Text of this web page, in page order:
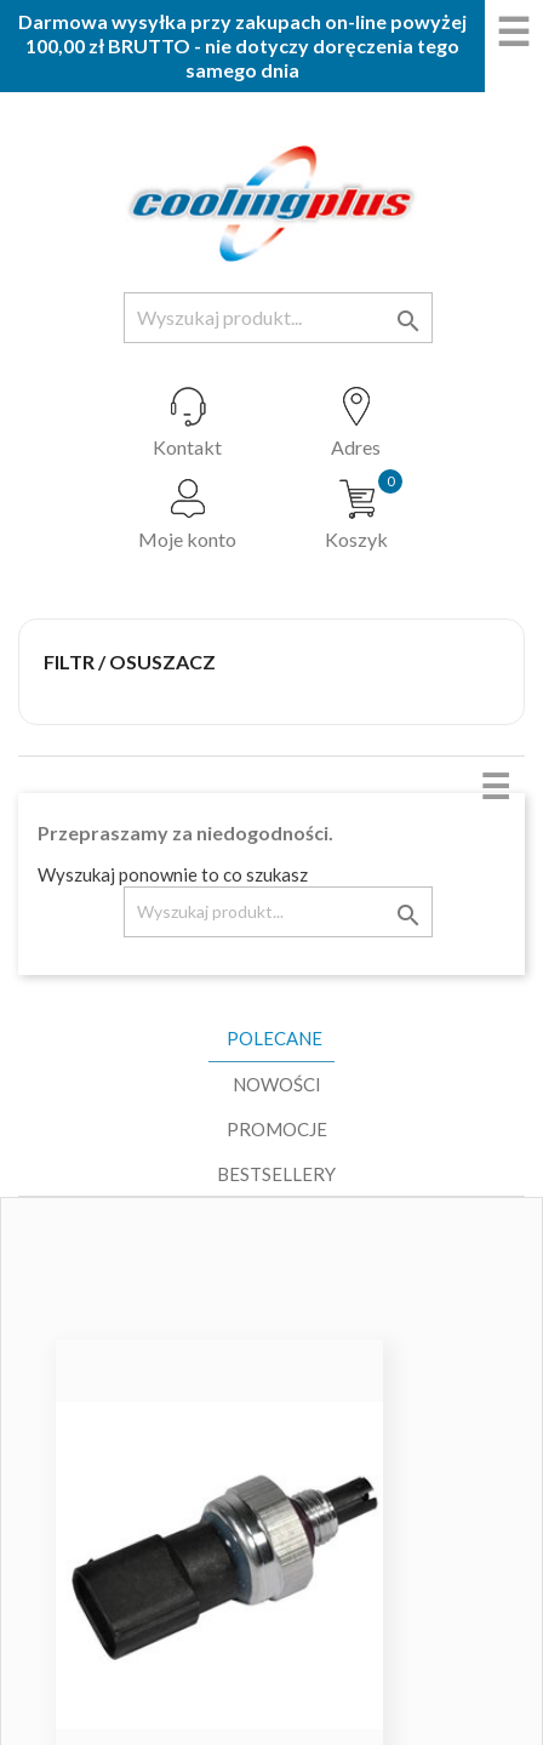
Darmowa wysyłka przy zakupach on-line powyżej
100,00 zł BRUTTO - nie dotyczy doręczenia tego
samego dnia

☰
Kontakt Adres
Moje konto
0
Koszyk
FILTR / OSUSZACZ
Przepraszamy za niedogodności.
Wyszukaj ponownie to co szukasz

☰
POLECANE
NOWOŚCI
PROMOCJE
BESTSELLERY